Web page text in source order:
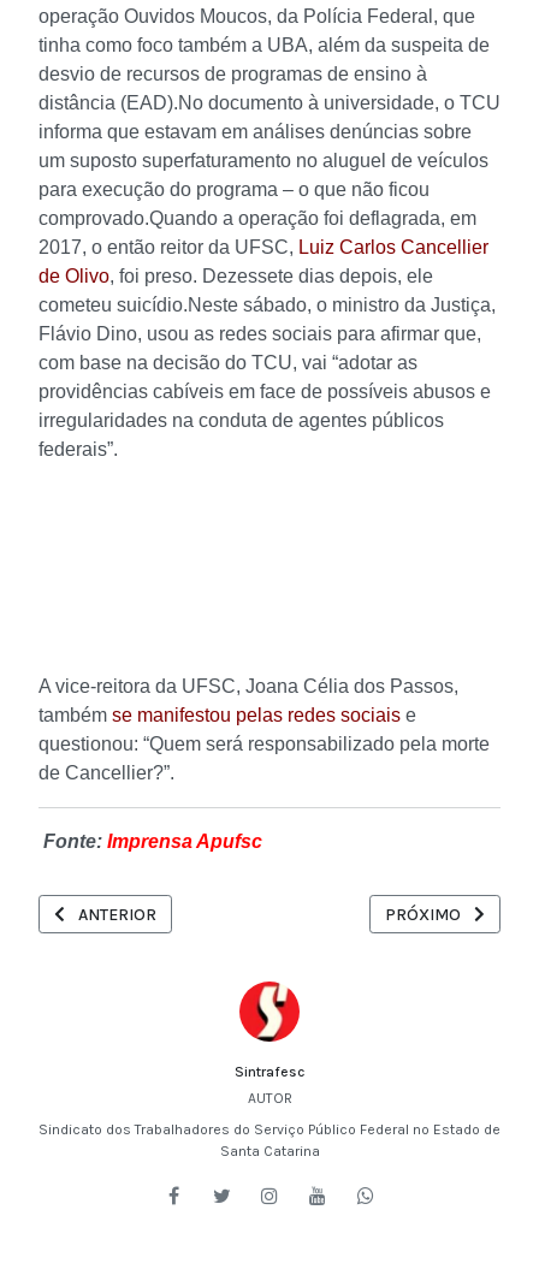
Sintrafesc
AUTOR
Sindicato dos Trabalhadores do Serviço Público Federal no Estado de
Santa Catarina
operação Ouvidos Moucos, da Polícia Federal, que
tinha como foco também a UBA, além da suspeita de
desvio de recursos de programas de ensino à
distância (EAD).No documento à universidade, o TCU
informa que estavam em análises denúncias sobre
um suposto superfaturamento no aluguel de veículos
para execução do programa – o que não ficou
comprovado.Quando a operação foi deflagrada, em
2017, o então reitor da UFSC, Luiz Carlos Cancellier
de Olivo, foi preso. Dezessete dias depois, ele
cometeu suicídio.Neste sábado, o ministro da Justiça,
Flávio Dino, usou as redes sociais para afirmar que,
com base na decisão do TCU, vai “adotar as
providências cabíveis em face de possíveis abusos e
irregularidades na conduta de agentes públicos
federais”.
A vice-reitora da UFSC, Joana Célia dos Passos,
também se manifestou pelas redes sociais e
questionou: “Quem será responsabilizado pela morte
de Cancellier?”.
Fonte: Imprensa Apufsc
ARTIGO ANTERIOR: SINDSEP-DF REITERA PEDIDO DE
ANTERIOR PRÓXIMO ARTIGO:
PRÓXIMO